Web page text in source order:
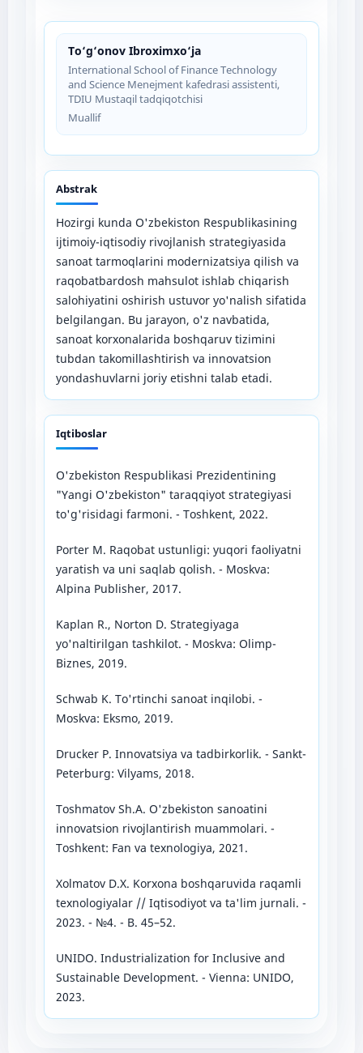
To‘g‘onov Ibroximxo‘ja
International School of Finance Technology
and Science Menejment kafedrasi assistenti,
TDIU Mustaqil tadqiqotchisi
Muallif
Abstrak
Hozirgi kunda O'zbekiston Respublikasining
ijtimoiy-iqtisodiy rivojlanish strategiyasida
sanoat tarmoqlarini modernizatsiya qilish va
raqobatbardosh mahsulot ishlab chiqarish
salohiyatini oshirish ustuvor yo'nalish sifatida
belgilangan. Bu jarayon, o'z navbatida,
sanoat korxonalarida boshqaruv tizimini
tubdan takomillashtirish va innovatsion
yondashuvlarni joriy etishni talab etadi.
Iqtiboslar
O'zbekiston Respublikasi Prezidentining
"Yangi O'zbekiston" taraqqiyot strategiyasi
to'g'risidagi farmoni. - Toshkent, 2022.
Porter M. Raqobat ustunligi: yuqori faoliyatni
yaratish va uni saqlab qolish. - Moskva:
Alpina Publisher, 2017.
Kaplan R., Norton D. Strategiyaga
yo'naltirilgan tashkilot. - Moskva: Olimp-
Biznes, 2019.
Schwab K. To'rtinchi sanoat inqilobi. -
Moskva: Eksmo, 2019.
Drucker P. Innovatsiya va tadbirkorlik. - Sankt-
Peterburg: Vilyams, 2018.
Toshmatov Sh.A. O'zbekiston sanoatini
innovatsion rivojlantirish muammolari. -
Toshkent: Fan va texnologiya, 2021.
Xolmatov D.X. Korxona boshqaruvida raqamli
texnologiyalar // Iqtisodiyot va ta'lim jurnali. -
2023. - №4. - B. 45–52.
UNIDO. Industrialization for Inclusive and
Sustainable Development. - Vienna: UNIDO,
2023.